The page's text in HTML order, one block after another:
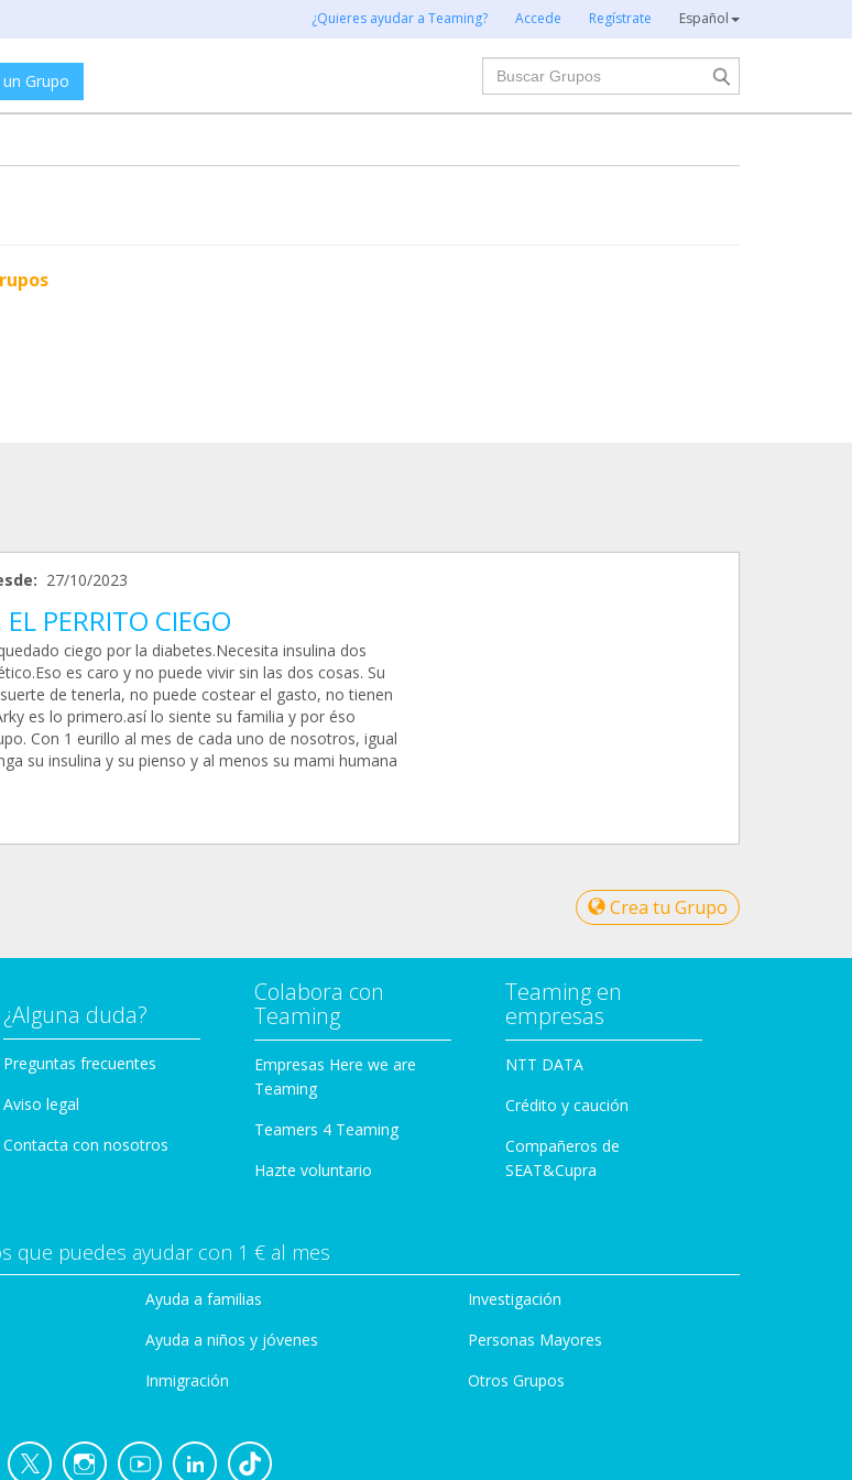
¿Quieres ayudar a Teaming? Accede Regístrate Español
Grupo
Buscar
27/10/2023
PERRITO CIEGO
ciego por la diabetes.Necesita insulina dos
es caro y no puede vivir sin las dos cosas. Su
de tenerla, no puede costear el gasto, no tienen
es lo primero.así lo siente su familia y por éso
Con 1 eurillo al mes de cada uno de nosotros, igual
su insulina y su pienso y al menos su mami humana
Crea tu Grupo
¿Alguna duda?
Preguntas frecuentes
Aviso legal
Contacta con nosotros
Colabora con
Teaming
Empresas Here we are
Teaming
Teamers 4 Teaming
Hazte voluntario
Teaming en
empresas
NTT DATA
Crédito y caución
Compañeros de
SEAT&Cupra
que puedes ayudar con 1 € al mes
Ayuda a familias
Ayuda a niños y jóvenes
Inmigración
Investigación
Personas Mayores
Otros Grupos